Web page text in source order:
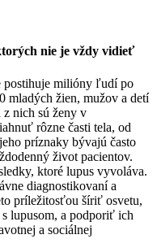
nie je vždy vidieť
postihuje milióny ľudí po
mladých žien, mužov a detí
nich sú ženy v
rôzne časti tela, od
príznaky bývajú často
život pacientov.
ktoré lupus vyvoláva.
diagnostikovaní a
príležitosťou šíriť osvetu,
lupusom, a podporiť ich
a sociálnej